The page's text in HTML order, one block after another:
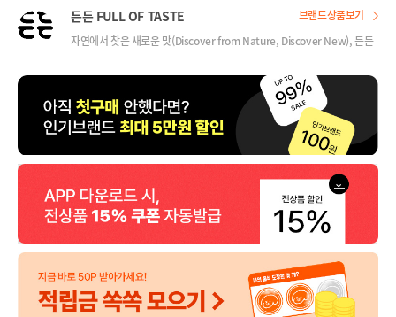
든든 FULL OF TASTE
자연에서 찾은 새로운 맛(Discover from Nature, Discover New), 든든
브랜드상품보기